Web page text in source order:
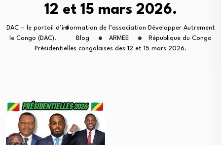
12 et 15 mars 2026.
DAC – le portail d’information de l’association Développer Autrement
le Congo (DAC).
Blog ARMEE
République du Congo
Présidentielles congolaises des 12 et 15 mars 2026.